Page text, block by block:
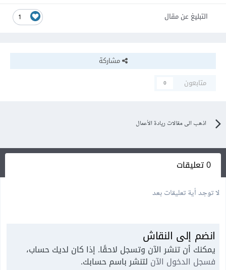
1 التبليغ عن مقال
مشاركة
متابعون
0
اذهب الى مقالات ريادة الأعمال
0 تعليقات
لا توجد أية تعليقات بعد
انضم إلى النقاش
يمكنك أن تنشر الآن وتسجل لاحقًا. إذا كان لديك حساب،
فسجل الدخول الآن لتنشر باسم حسابك.